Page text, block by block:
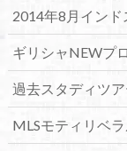
2014年8月イン
ギリシャNEWプ
過去スタディツ
MLSモティリベ